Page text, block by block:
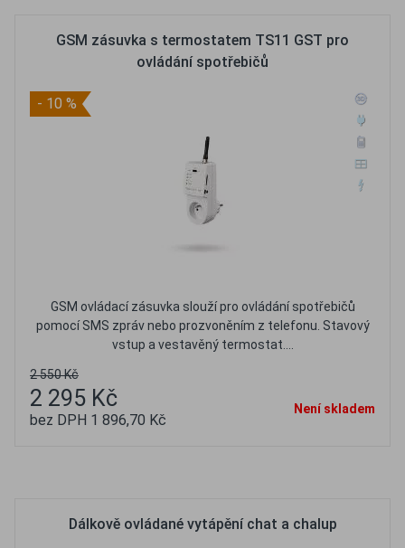
GSM zásuvka s termostatem TS11 GST pro
ovládání spotřebičů
- 10 %
GSM ovládací zásuvka slouží pro ovládání spotřebičů
pomocí SMS zpráv nebo prozvoněním z telefonu. Stavový
vstup a vestavěný termostat....
2 550 Kč
2 295 Kč
bez DPH 1 896,70 Kč
Není skladem
Dálkově ovládané vytápění chat a chalup